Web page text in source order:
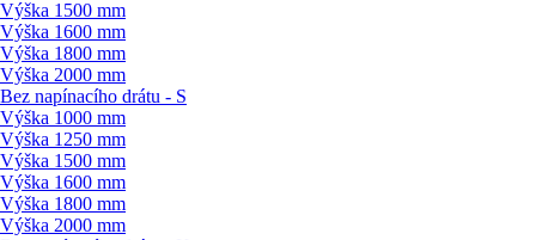
Výška 1500 mm
Výška 1600 mm
Výška 1800 mm
Výška 2000 mm
Bez napínacího drátu - S
Výška 1000 mm
Výška 1250 mm
Výška 1500 mm
Výška 1600 mm
Výška 1800 mm
Výška 2000 mm